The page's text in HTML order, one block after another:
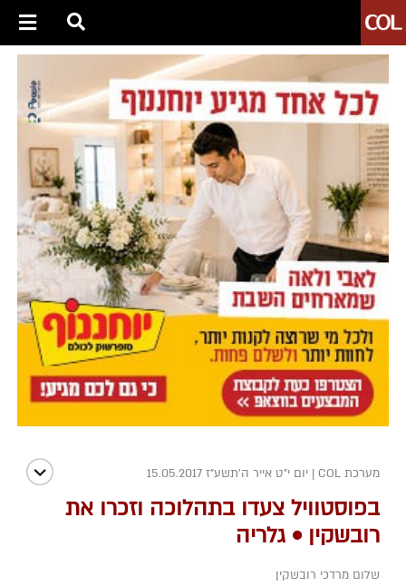
מערכת COL | יום י"ט אייר ה׳תשע״ז 15.05.2017
בפוסטוויל צעדו בתהלוכה וזכרו את
רובשקין • גלריה
שלום מרדכי רובשקין